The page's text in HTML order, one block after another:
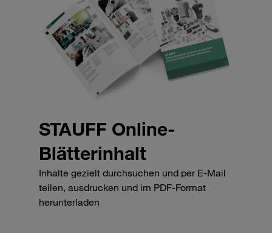
STAUFF Online-
Blätterinhalt
Inhalte gezielt durchsuchen und per E-Mail
teilen, ausdrucken und im PDF-Format
herunterladen